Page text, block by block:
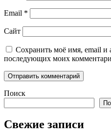
Email *
Сайт
Сохранить моё имя, email и
последующих моих
Поиск
Свежие записи